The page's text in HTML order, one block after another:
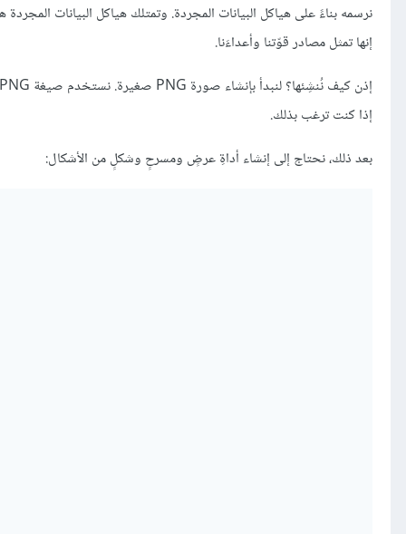
نرسمه بناءً على هياكل البيانات المجردة. وتمتلك هياكل البيانات
إنها تمثل مصادر قوّتنا وأعداءَنا.
إذا كنت ترغب بذلك.
بعد ذلك، نحتاج إلى إنشاء أداةِ عرضٍ ومسرحٍ وشكلٍ من الأشكال: